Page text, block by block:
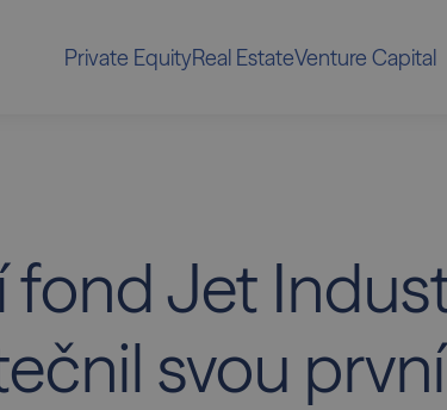
Private EquityReal EstateVenture Capital
fond Jet
svou